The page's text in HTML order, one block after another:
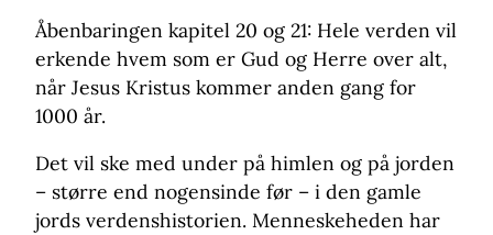
Åbenbaringen kapitel 20 og 21: Hele verden vil
erkende hvem som er Gud og Herre over alt,
når Jesus Kristus kommer anden gang for
1000 år.
Det vil ske med under på himlen og på jorden
– større end nogensinde før – i den gamle
jords verdenshistorien. Menneskeheden har